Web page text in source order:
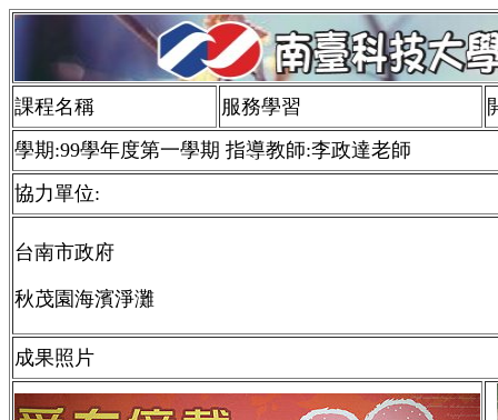
課程名稱 服務學習
學期:99學年度第一學期 指導教師:李政達老師
協力單位:
台南市政府
秋茂園海濱淨灘
成果照片